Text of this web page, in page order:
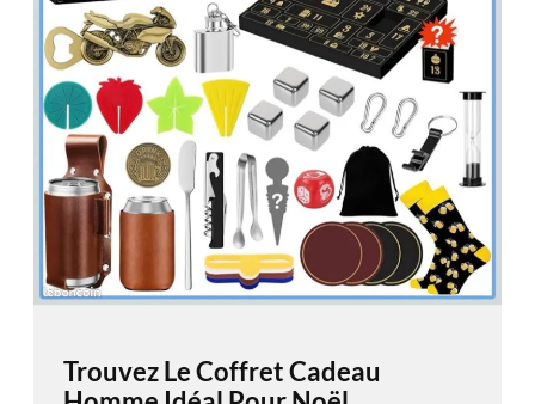
Trouvez Le Coffret Cadeau